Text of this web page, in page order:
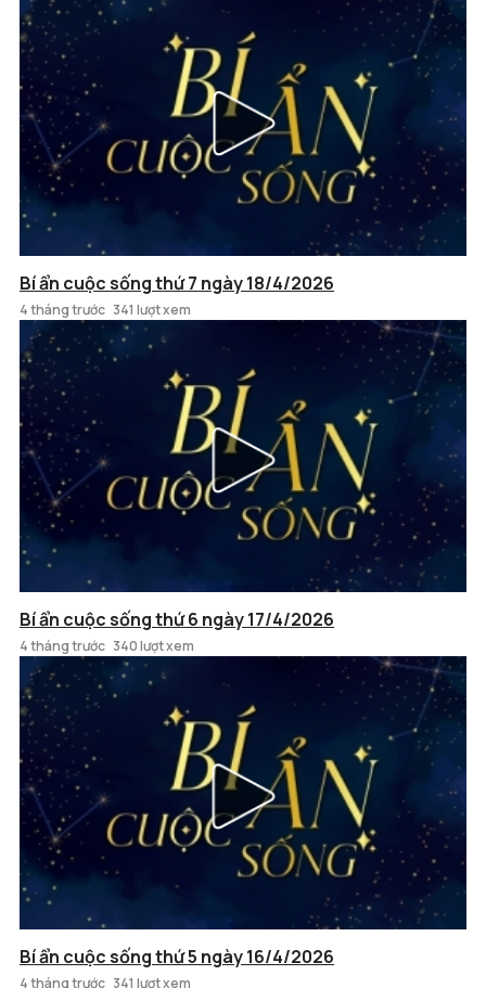
Bí ẩn cuộc sống thứ 7 ngày 18/4/2026
4 tháng trước 341 lượt xem
Bí ẩn cuộc sống thứ 6 ngày 17/4/2026
4 tháng trước 340 lượt xem
Bí ẩn cuộc sống thứ 5 ngày 16/4/2026
4 tháng trước 341 lượt xem